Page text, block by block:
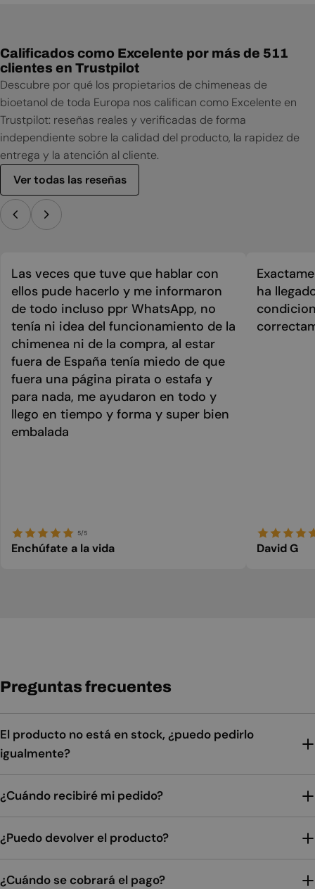
Calificados como Excelente por más de 511
clientes en Trustpilot
Descubre por qué los propietarios de chimeneas de
bioetanol de toda Europa nos califican como Excelente en
Trustpilot: reseñas reales y verificadas de forma
independiente sobre la calidad del producto, la rapidez de
entrega y la atención al cliente.
Ver todas las reseñas
Las veces que tuve que hablar con
ellos pude hacerlo y me informaron
de todo incluso ppr WhatsApp, no
tenía ni idea del funcionamiento de la
chimenea ni de la compra, al estar
fuera de España tenía miedo de que
fuera una página pirata o estafa y
para nada, me ayudaron en todo y
llego en tiempo y forma y super bien
embalada
5/5
Enchúfate a la vida
ha
David G
Preguntas frecuentes
El producto no está en stock, ¿puedo pedirlo
igualmente?
¿Cuándo recibiré mi pedido?
¿Puedo devolver el producto?
¿Cuándo se cobrará el pago?